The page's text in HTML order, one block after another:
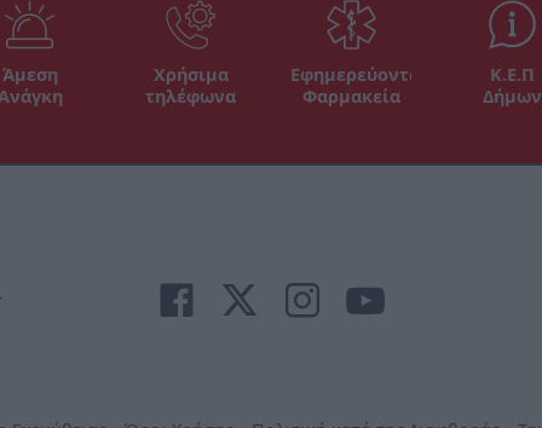
Άμεση
Χρήσιμα
τηλέφωνα
Εφημερεύοντα
Φαρμακεία
Κ.Ε.Π
Δήμων